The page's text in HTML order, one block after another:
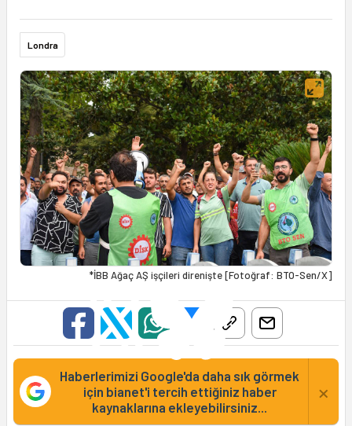
Londra
*İBB Ağaç AŞ işçileri direnişte [Fotoğraf: BTO-Sen/X]
Haberlerimizi Google'da daha sık görmek
için bianet'i tercih ettiğiniz haber
kaynaklarına ekleyebilirsiniz...
×